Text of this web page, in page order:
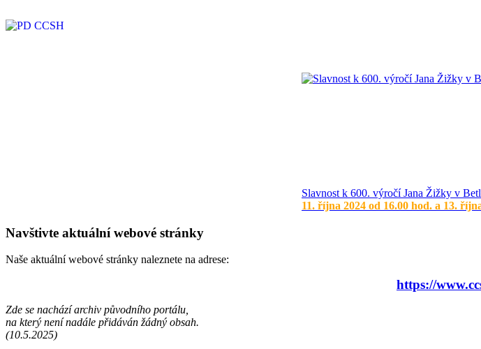
Slavnost k 600. výročí Jana Žižky v
11. října 2024 od 16.00 hod. a 13.
Navštivte aktuální webové stránky
Naše aktuální webové stránky naleznete na adrese:
https://
Zde se nachází archiv původního portálu,
na který není nadále přidáván žádný obsah.
(10.5.2025)